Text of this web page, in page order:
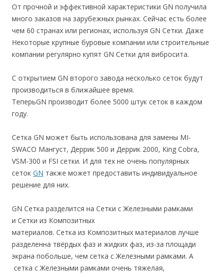
От прочной и эффективной характеристики GN получила
много заказов на зарубежных рынках. Сейчас есть более
чем 60 странах или регионах, используя GN Сетки. Даже
Некоторые крупные буровые компании или строительные
компании регулярно купят GN Сетки для вибросита.
С открытием GN второго завода несколько сеток будут
производиться в ближайшее время.
ТеперьGN производит более 5000 штук сеток в каждом
году.
Сетка GN может быть использована для замены МI-
SWACO Мангуст, Деррик 500 и Деррик 2000, King Cobra,
VSM-300 и FSI сетки. И для тех не очень популярных
сеток GN также может предоставить индивидуальное
решение для них.
GN Сетка разделится на Сетки с Железными рамками
и Сетки из Композитных
материалов. Сетка из Композитных материалов лучше
разделенна твёрдых фаз и жидких фаз, из-за площади
экрана побольше, чем сетка с Железными рамками. А
сетка с Железными рамками очень тяжелая,